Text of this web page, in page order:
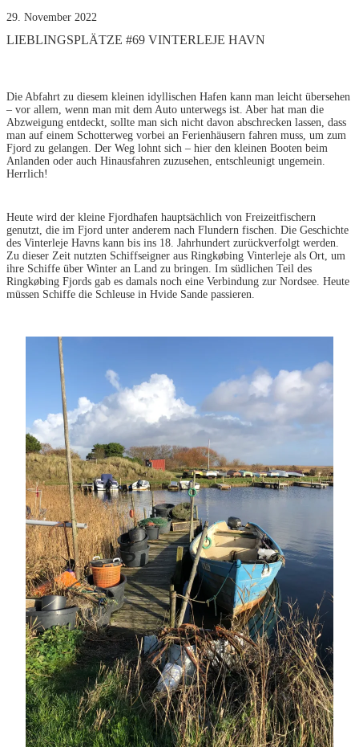
29. November 2022
LIEBLINGSPLÄTZE #69 VINTERLEJE HAVN
Die Abfahrt zu diesem kleinen idyllischen Hafen kann man leicht übersehen
– vor allem, wenn man mit dem Auto unterwegs ist. Aber hat man die
Abzweigung entdeckt, sollte man sich nicht davon abschrecken lassen, dass
man auf einem Schotterweg vorbei an Ferienhäusern fahren muss, um zum
Fjord zu gelangen. Der Weg lohnt sich – hier den kleinen Booten beim
Anlanden oder auch Hinausfahren zuzusehen, entschleunigt ungemein.
Herrlich!
Heute wird der kleine Fjordhafen hauptsächlich von Freizeitfischern
genutzt, die im Fjord unter anderem nach Flundern fischen. Die Geschichte
des Vinterleje Havns kann bis ins 18. Jahrhundert zurückverfolgt werden.
Zu dieser Zeit nutzten Schiffseigner aus Ringkøbing Vinterleje als Ort, um
ihre Schiffe über Winter an Land zu bringen. Im südlichen Teil des
Ringkøbing Fjords gab es damals noch eine Verbindung zur Nordsee. Heute
müssen Schiffe die Schleuse in Hvide Sande passieren.